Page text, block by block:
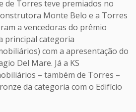
de Torres teve premiados no
Monte Belo e a Torres
a vencedoras do prêmio
principal categoria
com a apresentação do
Del Mare. Já a KS
– também de Torres –
da categoria com o Edifício